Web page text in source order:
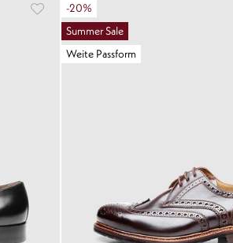
-20%
Summer Sale
Weite Passform